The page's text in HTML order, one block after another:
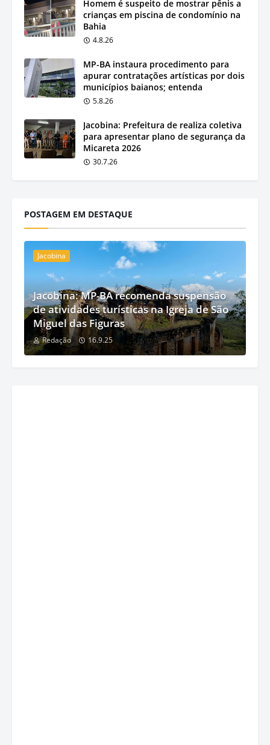
Homem é suspeito de mostrar pênis a
crianças em piscina de condomínio na
Bahia
4.8.26
MP-BA instaura procedimento para
apurar contratações artísticas por dois
municípios baianos; entenda
5.8.26
Jacobina: Prefeitura de realiza coletiva
para apresentar plano de segurança da
Micareta 2026
30.7.26
POSTAGEM EM DESTAQUE
Jacobina
Jacobina: MP-BA recomenda suspensão
de atividades turísticas na Igreja de São
Miguel das Figuras
Redação 16.9.25